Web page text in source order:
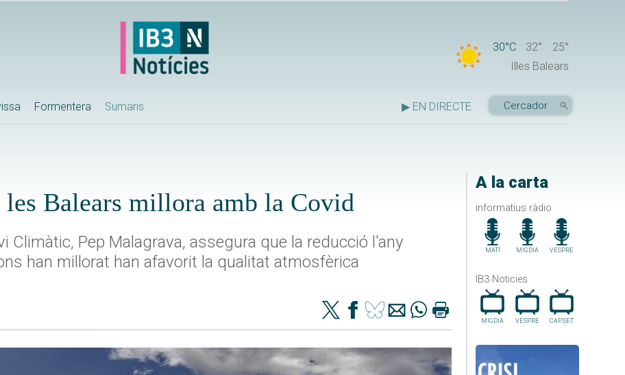
30°C 32°
25°
Illes Balears
Formentera Sumaris ▶ EN DIRECTE
A la carta
informatius ràdio
MATÍ MIGDIA VESPRE
IB3 Noticies
MIGDIA VESPRE CAP.SET
Balears millora amb la Covid
Climàtic, Pep Malagrava, assegura que la reducció l'any
han millorat han afavorit la qualitat atmosfèrica